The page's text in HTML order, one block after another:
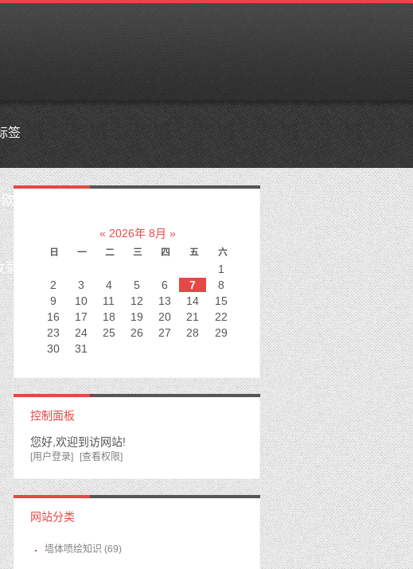
签
洲荷兰仿牌服务器
域名,外链反链域名
« 2026年 8月 »
日 一 二 三 四 五 六
1
2
3 4 5 6 7
8
9
10 11 12 13 14
15
16
17 18 19 20 21
22
23
24 25 26 27 28
29
30
31
控制面板
您好,欢迎到访网站!
[用户登录] [查看权限]
网站分类
墙体喷绘知识 (69)